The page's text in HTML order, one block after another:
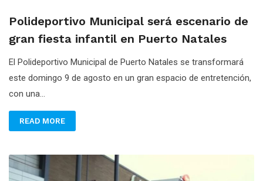
Polideportivo Municipal será escenario de
gran fiesta infantil en Puerto Natales
El Polideportivo Municipal de Puerto Natales se transformará
este domingo 9 de agosto en un gran espacio de entretención,
con una...
READ MORE